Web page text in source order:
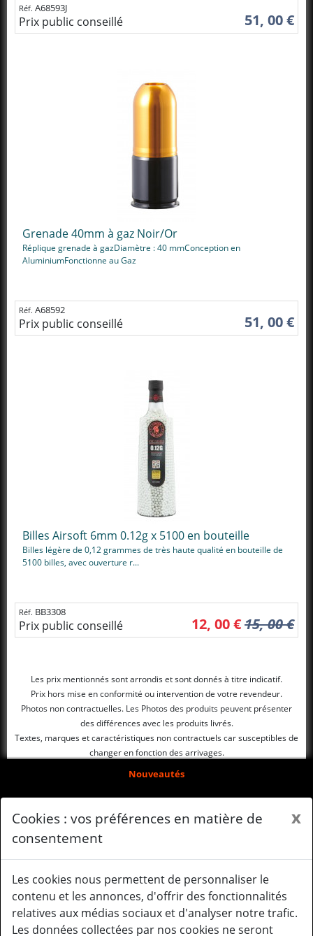
Réf. A68593J
Prix public conseillé 51, 00 €
Grenade 40mm à gaz Noir/Or
Réplique grenade à gazDiamètre : 40 mmConception en
AluminiumFonctionne au Gaz
Réf. A68592
Prix public conseillé 51, 00 €
Billes Airsoft 6mm 0.12g x 5100 en bouteille
Billes légère de 0,12 grammes de très haute qualité en bouteille de
5100 billes, avec ouverture r...
Réf. BB3308
Prix public conseillé 15, 00 €
12, 00 €
Les prix mentionnés sont arrondis et sont donnés à titre indicatif.
Prix hors mise en conformité ou intervention de votre revendeur.
Photos non contractuelles. Les Photos des produits peuvent présenter
des différences avec les produits livrés.
Textes, marques et caractéristiques non contractuels car susceptibles de
changer en fonction des arrivages.
Nouveautés
Arrivages
Mentions légales
Gérer mes cookies
Le système Gearbox
Cookies : vos préférences en matière de
consentement
x
Les cookies nous permettent de personnaliser le
contenu et les annonces, d'offrir des fonctionnalités
relatives aux médias sociaux et d'analyser notre trafic.
Les données collectées par nos cookies ne seront